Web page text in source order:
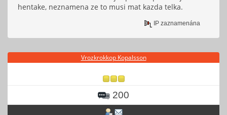
hentake, neznamena ze to musi mat kazda telka.
IP zaznamenána
Vrozkrokkop Kopalsson
200